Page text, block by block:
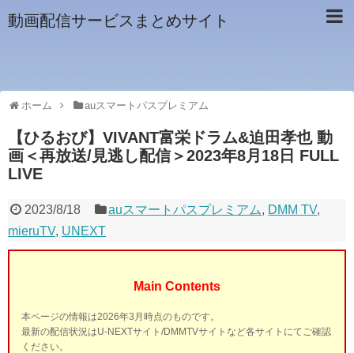
動画配信サービスまとめサイト
ホーム auスマートパスプレミアム
【ひるおび】VIVANT富栄ドラム&迫田孝也 動
画＜再放送/見逃し配信＞2023年8月18日 FULL
LIVE
2023/8/18 auスマートパスプレミアム, DMM TV,
mieruTV, UNEXT
Main Contents
本ページの情報は2026年3月時点のものです。
最新の配信状況はU-NEXTサイト/DMMTVサイトなど各サイトにてご確認
ください。